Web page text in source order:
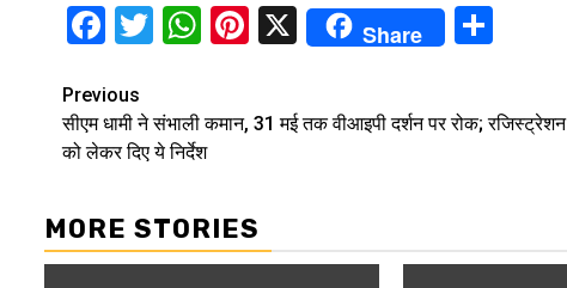
Facebook
Twitter
WhatsApp
Pinterest
X Share
Continue
Reading
Previous
सीएम धामी ने संभाली कमान, 31 मई तक वीआइपी दर्शन पर रोक; रजिस्‍ट्रेशन
को लेकर दिए ये निर्देश
MORE STORIES